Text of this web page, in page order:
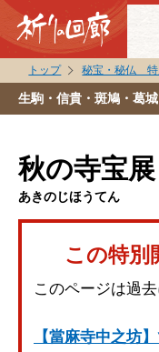
秘宝・秘仏特別
祈りの回廊コラム
トップ 秘宝・秘仏 特
生駒・信貴・斑鳩・葛
秋の寺宝展
あきのじほうてん
この特別
このページは過
【當麻寺中之坊